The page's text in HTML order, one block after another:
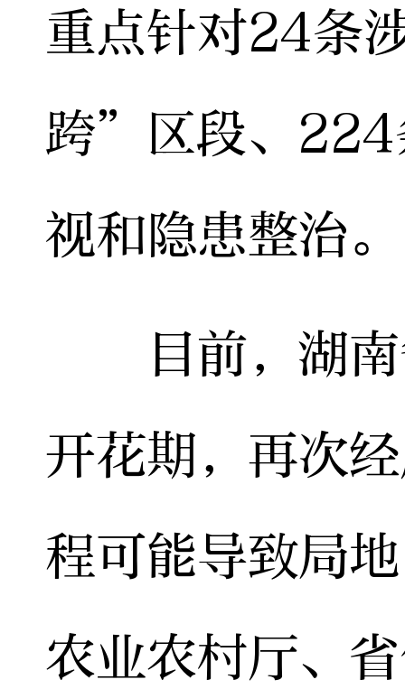
重点针对24条
跨”区段、224
视和隐患整治。
目前，湖南
开花期，再次
程可能导致局
农业农村厅、